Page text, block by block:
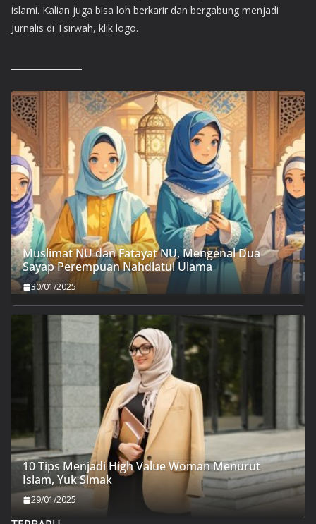
islami. Kalian juga bisa loh berkarir dan bergabung menjadi
Jurnalis di Tsirwah, klik logo.
Muslimat NU dan Fatayat NU, Mengenal Dua
Sayap Perempuan Nahdlatul Ulama
30/01/2025
10 Tips Menjadi High Value Woman Menurut
Islam, Yuk Simak
29/01/2025